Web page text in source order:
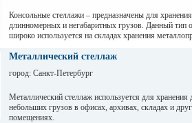
Консольные стеллажи – предназначены для хранения
длинномерных и негабаритных грузов. Данный тип
широко используется на складах хранения
Металлический стеллаж
город: Санкт-Петербург
Металлический стеллаж используется для хранения
небольших грузов в офисах, архивах, складах и
помещениях.